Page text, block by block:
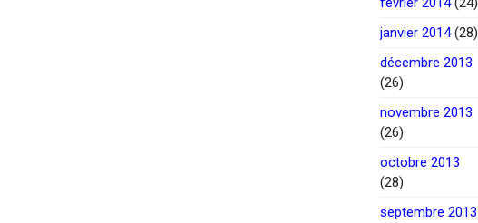
janvier 2014(28)
décembre 2013
(26)
novembre 2013
(26)
octobre 2013
(28)
septembre 2013